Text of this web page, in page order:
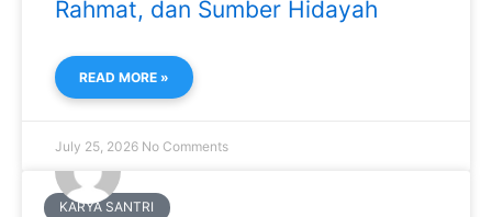
Rahmat, dan Sumber Hidayah
READ MORE »
July 25, 2026 No Comments
KARYA SANTRI